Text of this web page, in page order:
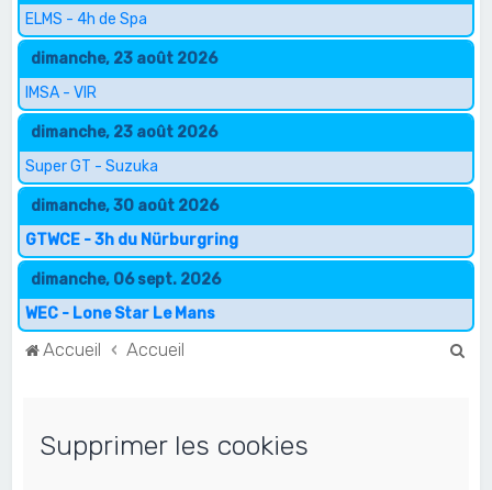
ELMS - 4h de Spa
dimanche, 23 août 2026
IMSA - VIR
dimanche, 23 août 2026
Super GT - Suzuka
dimanche, 30 août 2026
GTWCE - 3h du Nürburgring
dimanche, 06 sept. 2026
WEC - Lone Star Le Mans
Accueil Accueil
Supprimer les cookies